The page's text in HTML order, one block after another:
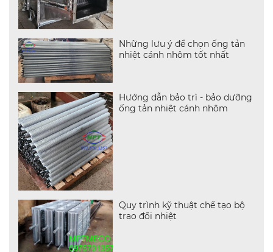
Những lưu ý để chọn ống tản
nhiệt cánh nhôm tốt nhất
Hướng dẫn bảo trì - bảo dưỡng
ống tản nhiệt cánh nhôm
Quy trình kỹ thuật chế tạo bộ
trao đổi nhiệt